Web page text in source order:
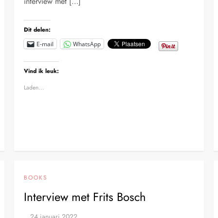
Dit delen:
E-mail WhatsApp
Vind ik leuk:
Laden...
BOOKS
Interview met Frits Bosch